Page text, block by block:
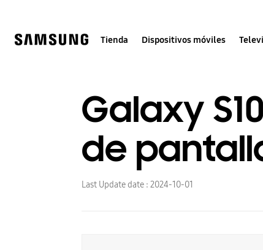
Tienda Dispositivos móviles
Galaxy
de
Last Update date : 2024-10-01